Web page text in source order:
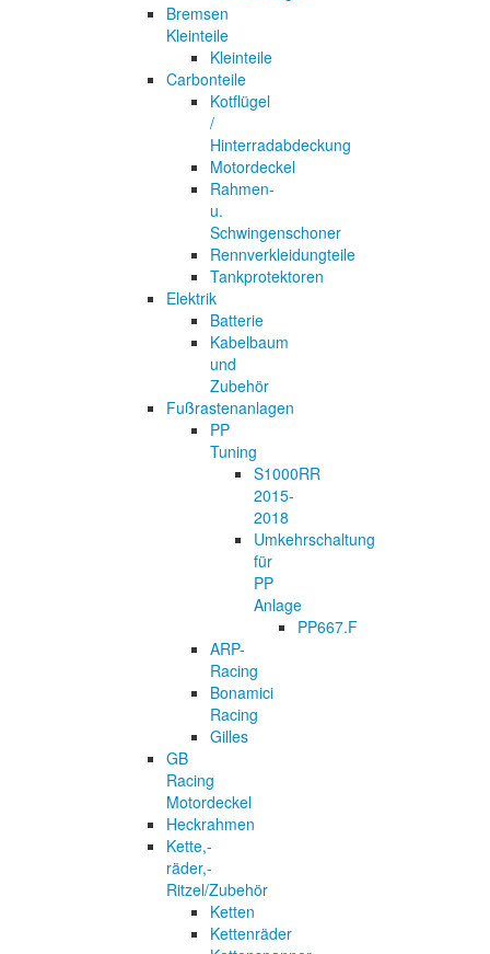
Bremsen
Kleinteile
Kleinteile
Carbonteile
Kotflügel
/
Hinterradabdeckung
Motordeckel
Rahmen-
u.
Schwingenschoner
Rennverkleidungteile
Tankprotektoren
Elektrik
Batterie
Kabelbaum
und
Zubehör
Fußrastenanlagen
PP
Tuning
S1000RR
2015-
2018
Umkehrschaltung
für
PP
Anlage
PP667.F
ARP-
Racing
Bonamici
Racing
Gilles
GB
Racing
Motordeckel
Heckrahmen
Kette,-
räder,-
Ritzel/Zubehör
Ketten
Kettenräder